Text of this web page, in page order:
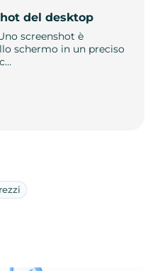
del desktop
screenshot è
schermo in un preciso